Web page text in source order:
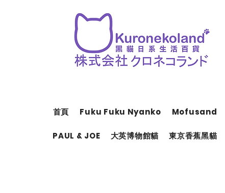
首頁 Fuku Fuku Nyanko Mofusand
PAUL & JOE 大英博物館貓 東京香蕉黑貓